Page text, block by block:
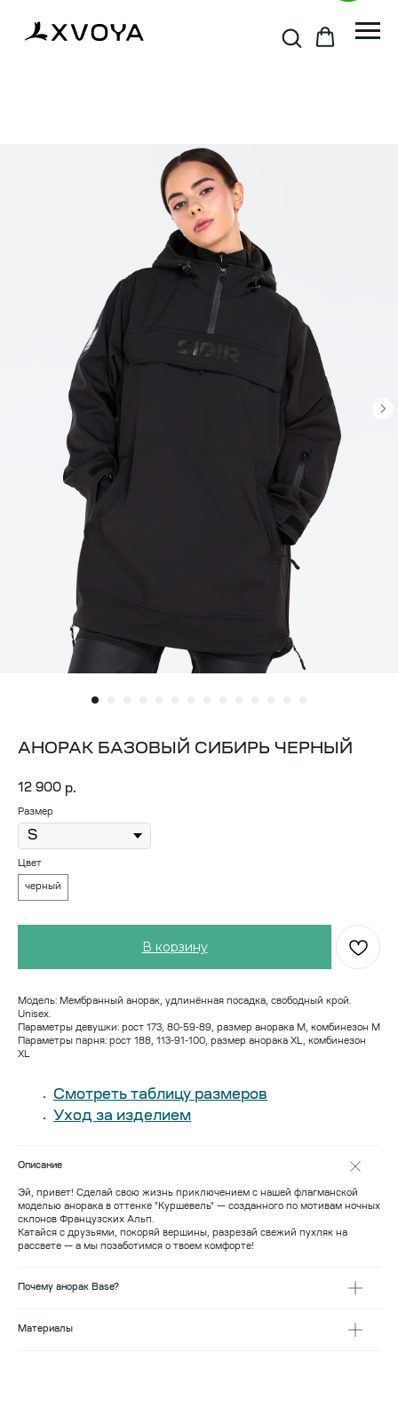
АНОРАК БАЗОВЫЙ СИБИРЬ ЧЕРНЫЙ
12 900 р.
Размер
Цвет
черный
В корзину
Модель: Мембранный анорак, удлинённая посадка, свободный крой.
Unisex.
Параметры девушки: рост 173, 80-59-89, размер анорака М, комбинезон М
Параметры парня: рост 188, 113-91-100, размер анорака XL, комбинезон
XL
Смотреть таблицу размеров
Уход за изделием
Описание
Эй, привет! Сделай свою жизнь приключением с нашей флагманской
моделью анорака в оттенке "Куршевель" — созданного по мотивам ночных
склонов Французских Альп.
Катайся с друзьями, покоряй вершины, разрезай свежий пухляк на
рассвете — а мы позаботимся о твоем комфорте!
Почему анорак Base?
Материалы